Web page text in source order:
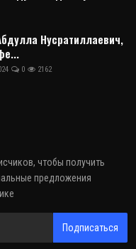
Нусратиллаевич,
0 2162
чтобы получить
предложения
Подписаться